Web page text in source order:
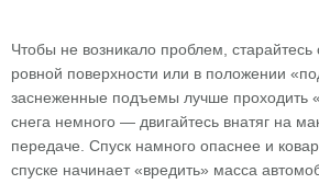
Чтобы не возникало проблем, старайтесь
ровной поверхности или в положении
заснеженные подъемы лучше проходить
снега немного — двигайтесь внатяг на
передаче. Спуск намного опаснее и
спуске начинает «вредить» масса